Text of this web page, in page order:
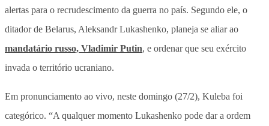
alertas para o recrudescimento da guerra no país. Segundo ele, o
ditador de Belarus, Aleksandr Lukashenko, planeja se aliar ao
mandatário russo, Vladimir Putin, e ordenar que seu exército
invada o território ucraniano.
Em pronunciamento ao vivo, neste domingo (27/2), Kuleba foi
categórico. “A qualquer momento Lukashenko pode dar a ordem